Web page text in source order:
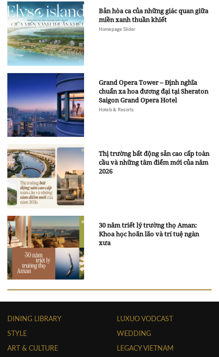
Bản hòa ca của những giác quan giữa
miền xanh thuần khiết
Homepage Slider
Grand Opera Tower – Định nghĩa
chuẩn xa hoa đương đại tại Sheraton
Saigon Grand Opera Hotel
Hotels & Resorts
Thị trường bất động sản cao cấp toàn
cầu và những tâm điểm mới của năm
2026
30 năm triết lý trường thọ Aman:
Khoa học hoãn lão và trí tuệ ngàn
xưa
DINING LIBRARY
STYLE
ART & CULTURE
LUXUO VODCAST
WEDDING
LEGACY VIETNAM